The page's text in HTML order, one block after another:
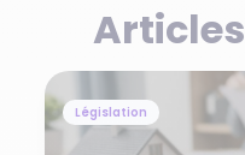
Articles
Législation